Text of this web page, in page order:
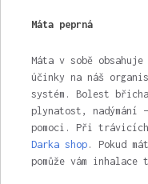
Máta peprná
Máta v sobě
účinky na náš
systém. Bolest
plynatost, nadýmání
pomoci. Při
Darka shop. Pokud
pomůže vám